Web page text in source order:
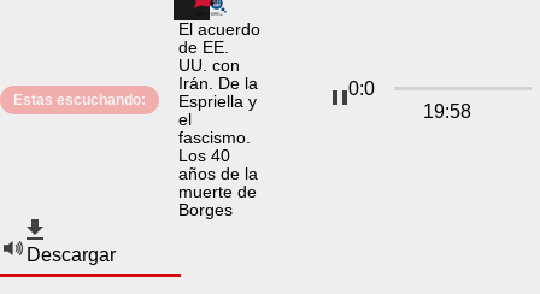
con Andrés Mejía Vergnaud, consultor y
panelista de Blu Radio, y en Buenos Aires
como Jorge Barraza, periodista deportivo.
Pueden suscribirse a este pódcast en nuestro
sitio web: “yestonoestodo.georgetown.edu” o
por este canal. Y seguirnos en nuestras
cuentas de X y de Instagram:
@Yestonoestodo.
Rodrigo Paz se baja el sueldo. Cepeda y
De la Espriella, ¿a segunda vuelta?
Estas escuchando:
El acuerdo
de EE.
UU. con
Irán. De la
Espriella y
el
fascismo.
Los 40
años de la
muerte de
Borges
0:0
19:58
Descargar